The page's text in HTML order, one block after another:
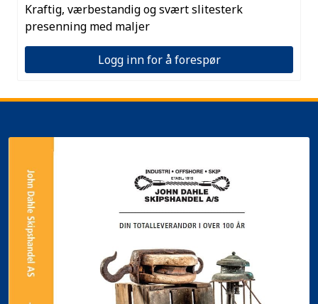
Kraftig, værbestandig og svært slitesterk
presenning med maljer
Logg inn for å forespør